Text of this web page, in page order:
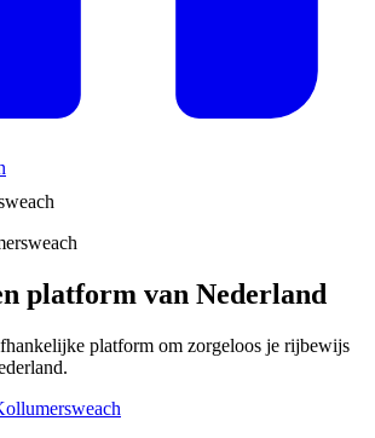
platform van Nederland
platform om zorgeloos je rijbewijs